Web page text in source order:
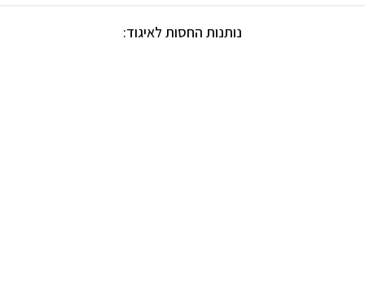
נותנות החסות לאיגוד: